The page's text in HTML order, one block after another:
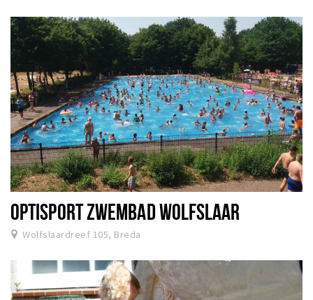
OPTISPORT ZWEMBAD WOLFSLAAR
Wolfslaardreef 105, Breda